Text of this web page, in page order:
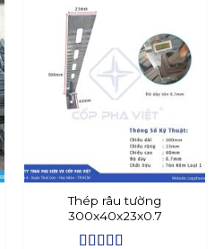
Thép râu tường
300x40x23x0.7